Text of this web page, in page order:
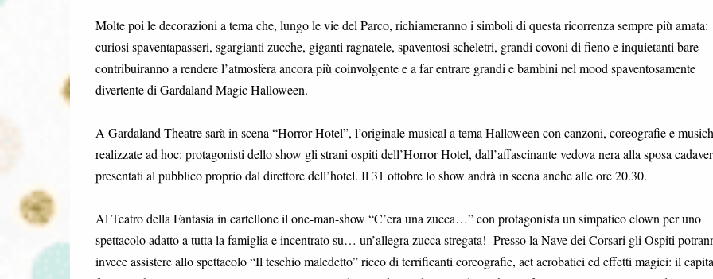
Molte poi le decorazioni a tema che, lungo le vie del Parco, richiameranno i simboli di questa ricorrenza sempre più amata:
curiosi spaventapasseri, sgargianti zucche, giganti ragnatele, spaventosi scheletri, grandi covoni di fieno e inquietanti bare
contribuiranno a rendere l’atmosfera ancora più coinvolgente e a far entrare grandi e bambini nel mood spaventosamente
divertente di Gardaland Magic Halloween.
A Gardaland Theatre sarà in scena “Horror Hotel”, l’originale musical a tema Halloween con canzoni, coreografie e
realizzate ad hoc: protagonisti dello show gli strani ospiti dell’Horror Hotel, dall’affascinante vedova nera alla sposa
presentati al pubblico proprio dal direttore dell’hotel. Il 31 ottobre lo show andrà in scena anche alle ore 20.30.
Al Teatro della Fantasia in cartellone il one-man-show “C’era una zucca…” con protagonista un simpatico clown per uno
spettacolo adatto a tutta la famiglia e incentrato su… un’allegra zucca stregata! Presso la Nave dei Corsari gli Ospiti
invece assistere allo spettacolo “Il teschio maledetto” ricco di terrificanti coreografie, act acrobatici ed effetti magici: il